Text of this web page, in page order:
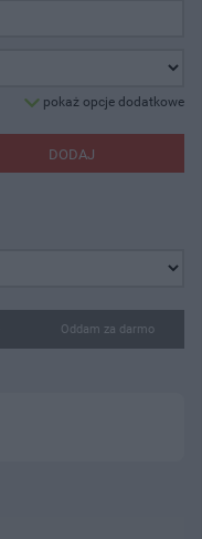
pokaż opcje dodatkowe
DODAJ
Oddam za darmo